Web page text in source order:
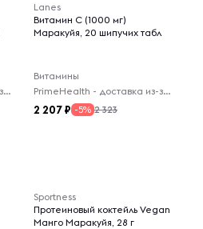
PrimeHealth - доставка из-за рубежа
Lanes
Витамин С (1000 мг)
Маракуйя, 20 шипучих табл
Витамины
PrimeHealth - доставка из-за рубежа
2 207 -5% 2 323
Sportness
Протеиновый коктейль Vegan
Манго Маракуйя, 28 г